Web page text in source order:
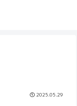
2025.05.29